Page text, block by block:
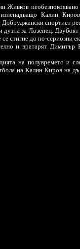
Живков
Калин
спортист
за Лозенец.
стигне до по-сериозни
и вратарят
на полувремето и
на Калин Киров на